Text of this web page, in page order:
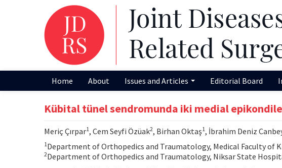
Home About Issues and Articles Editorial Board
Kübital tünel sendromunda iki medial
Meriç Çırpar1, Cem Seyfi Özüak2, Birhan Oktaş1, İbrahim Deniz
1Department of Orthopedics and Traumatology, Medical Faculty of
2Department of Orthopedics and Traumatology, Niksar State